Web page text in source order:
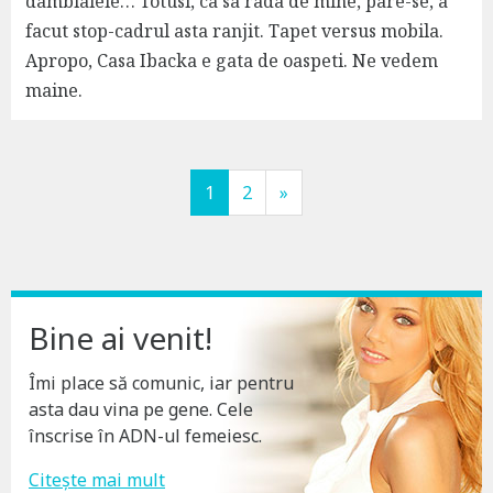
facut stop-cadrul asta ranjit. Tapet versus mobila.
Apropo, Casa Ibacka e gata de oaspeti. Ne vedem
maine.
t
n
a
1 2 »
Bine ai venit!
Îmi place să comunic, iar pentru
asta dau vina pe gene. Cele
înscrise în ADN-ul femeiesc.
Citește mai mult